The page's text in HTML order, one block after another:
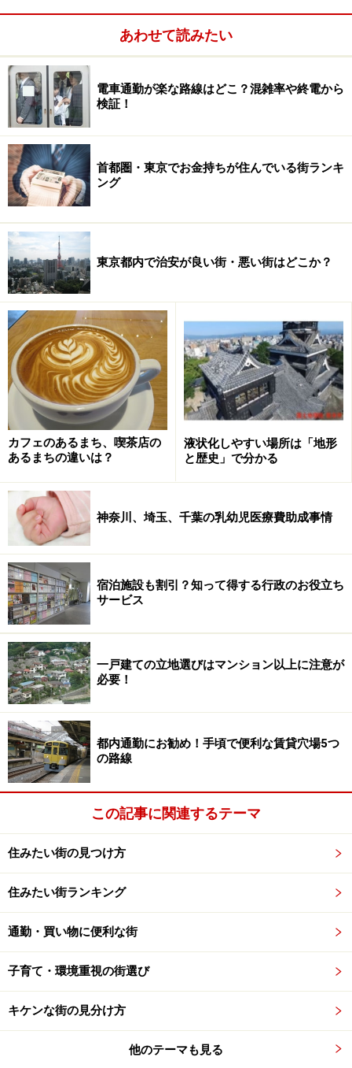
れている場所は危険ですし、流、落などさんずいのつく
字、谷、沢や窪（久保）など低地をあらわす字、稲、
鴨、亀など水辺の動植物を意味する字、橋や堤など水辺
に作られる建築物を意味する字も疑ってみてください。
これについては地名が変更されてしまっていることもあ
るので、地名事典などで由来をチェックしてみることを
お勧めします。
写真の上り坂をさらに上ったところに成城学園駅があ
る。高い場所は地価も高いわけだ
土地の高低を見るためには歩いてみるのが一番。現地が
下り坂の先、周辺の土地よりも低くて底になっているよ
うな場合はかなり危ないと思ってください。傾斜が緩や
かな場合や起伏が複雑で上り下りが続くような場合は気
づきにくいので注意が必要。遠くにビルなどが見えるよ
うであれば、その見え方がどう変わるかを意識してみる
と上がった、下がったが感じられます。また、自転車で
走ってみると歩くより高低を感じやすくなるので、こち
らもお勧め。もうひとつ、付近で高い建物に登って周囲
かつて杉並区から中野区を流れ、神田川に合流していた
桃園川。現在は遊歩道になっている
水が集まっている場所という意味では池、沼、川、水田
の近くなども注意が必要です。こうした場所は地震だけ
でなく、水害の危険性もあります。中でも見落としがち
なのが遊歩道や緑道。入り口に車止めがあって歩行者の
みが通れるという遊歩道、緑道は元水路で、現在は暗渠
化されているという可能性が高いのです。
古い不動産会社であれば土地の来歴などには詳しいはず
ていることもよくあるので、心配な場合には、その場所
が以前何に使われていたかを聞いてみること。地元で長
は不動産会社さんなどは良くご存知のはずです。
よく見ていただくと写真奥の電柱が傾いているのがお分
の電柱がどれも傾いている場合には注意しよう
もうひとつ、現地でよく見ておきたいのは周辺の道路。
軟弱地盤の上に土を盛って作られた道路は部分的に沈む
あわせて読みたい
電車通勤が楽な路線はどこ？混雑率や終電から
検証！
首都圏・東京でお金持ちが住んでいる街ランキ
ング
東京都内で治安が良い街・悪い街はどこか？
カフェのあるまち、喫茶店の
あるまちの違いは？
液状化しやすい場所は「地形
と歴史」で分かる
神奈川、埼玉、千葉の乳幼児医療費助成事情
宿泊施設も割引？知って得する行政のお役立ち
サービス
一戸建ての立地選びはマンション以上に注意が
必要！
都内通勤にお勧め！手頃で便利な賃貸穴場5つ
の路線
この記事に関連するテーマ
住みたい街の見つけ方
住みたい街ランキング
通勤・買い物に便利な街
子育て・環境重視の街選び
キケンな街の見分け方
他のテーマも見る